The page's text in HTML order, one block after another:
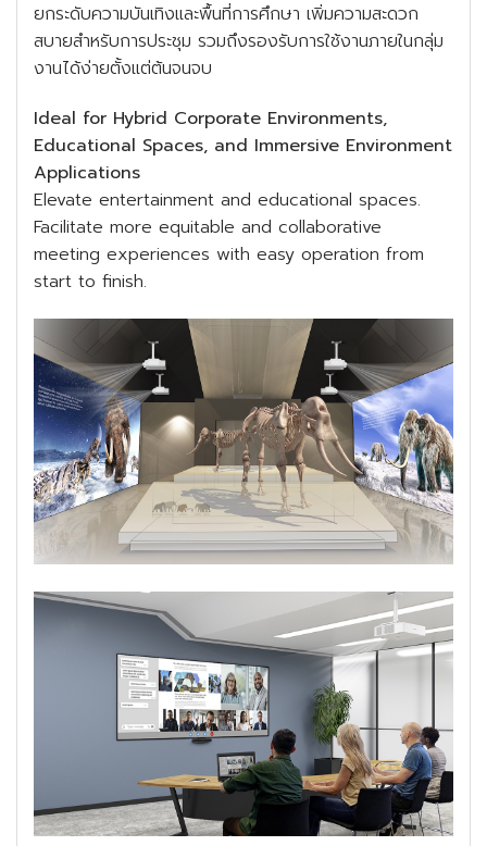
ยกระดับความบันเทิงและพื้นที่การศึกษา เพิ่มความสะดวก
สบายสำหรับการประชุม รวมถึงรองรับการใช้งานภายในกลุ่ม
งานได้ง่ายตั้งแต่ต้นจนจบ
Ideal for Hybrid Corporate Environments,
Educational Spaces, and Immersive Environment
Applications
Elevate entertainment and educational spaces.
Facilitate more equitable and collaborative
meeting experiences with easy operation from
start to finish.